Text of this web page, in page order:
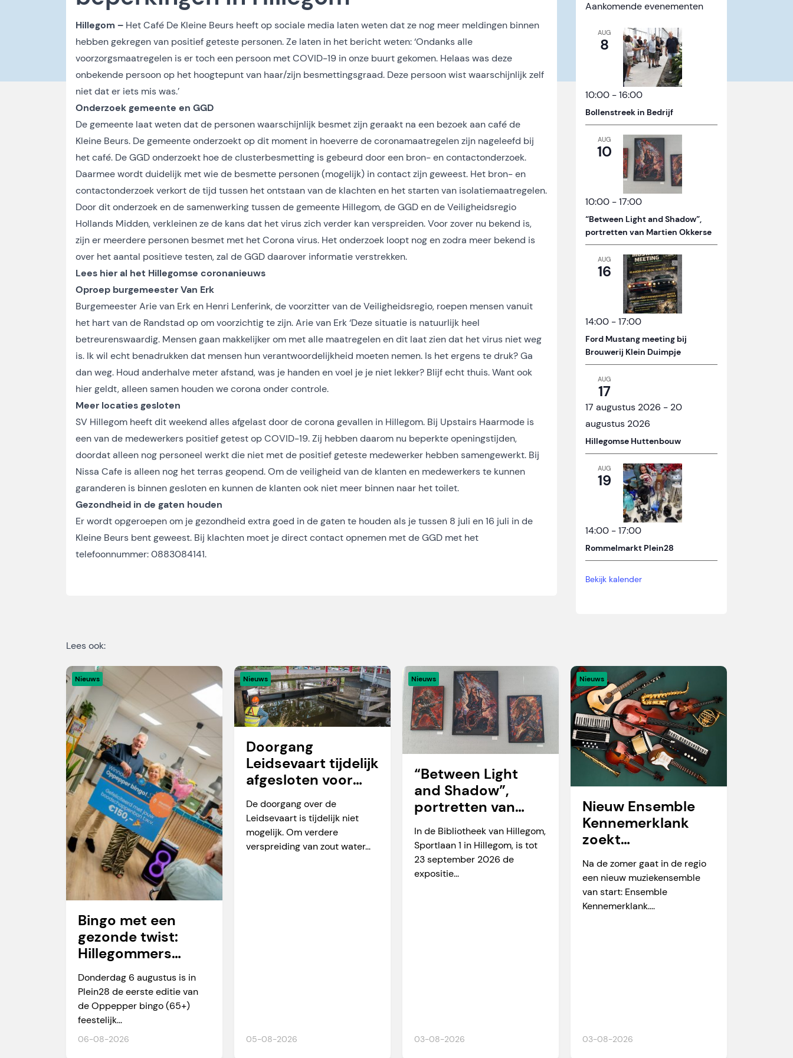
Hillegom – Het Café De Kleine Beurs heeft op sociale media laten weten dat ze nog meer meldingen binnen
hebben gekregen van positief geteste personen. Ze laten in het bericht weten: ‘Ondanks alle
voorzorgsmaatregelen is er toch een persoon met COVID-19 in onze buurt gekomen. Helaas was deze
onbekende persoon op het hoogtepunt van haar/zijn besmettingsgraad. Deze persoon wist waarschijnlijk zelf
niet dat er iets mis was.’
Onderzoek gemeente en GGD
De gemeente laat weten dat de personen waarschijnlijk besmet zijn geraakt na een bezoek aan café de
Kleine Beurs. De gemeente onderzoekt op dit moment in hoeverre de coronamaatregelen zijn nageleefd bij
het café. De GGD onderzoekt hoe de clusterbesmetting is gebeurd door een bron- en contactonderzoek.
Daarmee wordt duidelijk met wie de besmette personen (mogelijk) in contact zijn geweest. Het bron- en
contactonderzoek verkort de tijd tussen het ontstaan van de klachten en het starten van isolatiemaatregelen.
Door dit onderzoek en de samenwerking tussen de gemeente Hillegom, de GGD en de Veiligheidsregio
Hollands Midden, verkleinen ze de kans dat het virus zich verder kan verspreiden. Voor zover nu bekend is,
zijn er meerdere personen besmet met het Corona virus. Het onderzoek loopt nog en zodra meer bekend is
over het aantal positieve testen, zal de GGD daarover informatie verstrekken.
Lees hier al het Hillegomse coronanieuws
Oproep burgemeester Van Erk
Burgemeester Arie van Erk en Henri Lenferink, de voorzitter van de Veiligheidsregio, roepen mensen vanuit
het hart van de Randstad op om voorzichtig te zijn. Arie van Erk ‘Deze situatie is natuurlijk heel
betreurenswaardig. Mensen gaan makkelijker om met alle maatregelen en dit laat zien dat het virus niet weg
is. Ik wil echt benadrukken dat mensen hun verantwoordelijkheid moeten nemen. Is het ergens te druk? Ga
dan weg. Houd anderhalve meter afstand, was je handen en voel je je niet lekker? Blijf echt thuis. Want ook
hier geldt, alleen samen houden we corona onder controle.
Meer locatiesgesloten
SV Hillegom heeft dit weekend alles afgelast door de corona gevallen in Hillegom. Bij Upstairs Haarmode is
een van de medewerkers positief getest op COVID-19. Zij hebben daarom nu beperkte openingstijden,
doordat alleen nog personeel werkt die niet met de positief geteste medewerker hebben samengewerkt. Bij
Nissa Cafe is alleen nog het terras geopend. Om de veiligheid van de klanten en medewerkers te kunnen
garanderen is binnen gesloten en kunnen de klanten ook niet meer binnen naar het toilet.
Gezondheid in de gaten houden
Er wordt opgeroepen om je gezondheid extra goed in de gaten te houden als je tussen 8 juli en 16 juli in de
Kleine Beurs bent geweest. Bij klachten moet je direct contact opnemen met de GGD met het
telefoonnummer: 0883084141.
Aankomende evenementen
AUG
8
10:00 -16:00
Bollenstreek in Bedrijf
AUG
10
10:00 -17:00
“Between Light and Shadow”,
portretten van Martien Okkerse
AUG
16
14:00 -17:00
Ford Mustang meeting bij
Brouwerij Klein Duimpje
AUG
17
17 augustus 2026 - 20
augustus 2026
Hillegomse Huttenbouw
AUG
19
14:00 -17:00
Rommelmarkt Plein28
Bekijk kalender
Lees ook:
Nieuws
06-08-2026
Bingo met een
gezonde twist:
Hillegommers
winnen meer dan
alleen een prijs
Donderdag 6 augustus is in
Plein28 de eerste editie van
de Oppepper bingo (65+)
feestelijk...
Nieuws
05-08-2026
Doorgang
Leidsevaart tijdelijk
afgesloten voor
vaarverkeer
De doorgang over de
Leidsevaart is tijdelijk niet
mogelijk. Om verdere
verspreiding van zout water...
Nieuws
03-08-2026
“Between Light
and Shadow”,
portretten van
Martien Okkerse
In de Bibliotheek van Hillegom,
Sportlaan 1 in Hillegom, is tot
23 september 2026 de
expositie...
Nieuws
03-08-2026
Nieuw Ensemble
Kennemerklank
zoekt
amateurmuzikante
n
Na de zomer gaat in de regio
een nieuw muziekensemble
van start: Ensemble
Kennemerklank....